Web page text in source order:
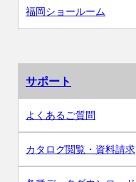
福岡ショールーム
サポート
よくあるご質問
カタログ閲覧・資料請求